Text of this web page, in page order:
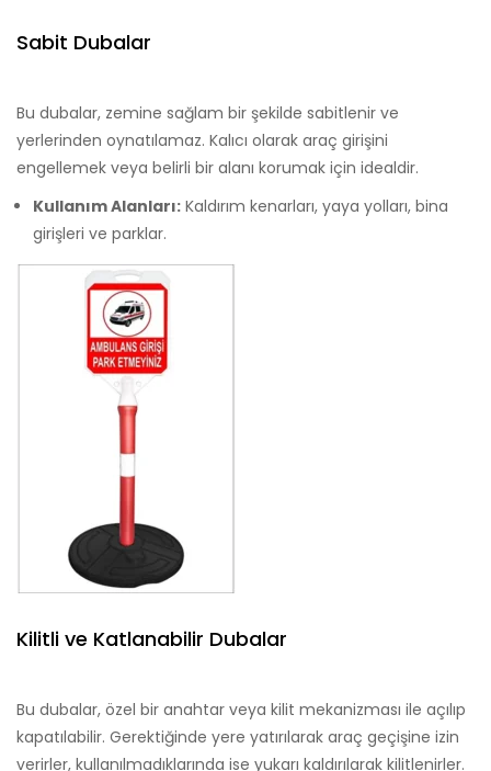
Sabit Dubalar
Bu dubalar, zemine sağlam bir şekilde sabitlenir ve
yerlerinden oynatılamaz. Kalıcı olarak araç girişini
engellemek veya belirli bir alanı korumak için idealdir.
Kullanım Alanları: Kaldırım kenarları, yaya yolları, bina
girişleri ve parklar.
Kilitli ve Katlanabilir Dubalar
Bu dubalar, özel bir anahtar veya kilit mekanizması ile açılıp
kapatılabilir. Gerektiğinde yere yatırılarak araç geçişine izin
verirler, kullanılmadıklarında ise yukarı kaldırılarak kilitlenirler.